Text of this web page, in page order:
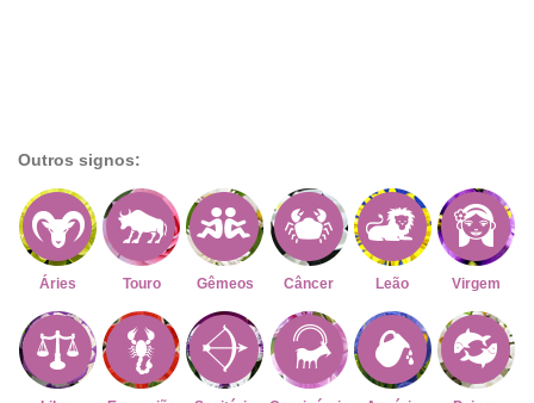
Outros signos:
Áries Touro Gêmeos Câncer Leão Virgem